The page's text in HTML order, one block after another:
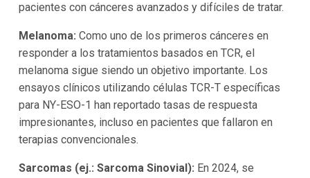
pacientes con cánceres avanzados y difíciles de tratar.
Melanoma: Como uno de los primeros cánceres en
responder a los tratamientos basados en TCR, el
melanoma sigue siendo un objetivo importante. Los
ensayos clínicos utilizando células TCR-T específicas
para NY-ESO-1 han reportado tasas de respuesta
impresionantes, incluso en pacientes que fallaron en
terapias convencionales.
Sarcomas (ej.: Sarcoma Sinovial): En 2024, se